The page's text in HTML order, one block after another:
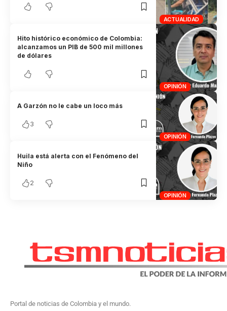
ACTUALIDAD
OPINIÓN
Hito histórico económico de Colombia:
alcanzamos un PIB de 500 mil millones
de dólares
OPINIÓN
A Garzón no le cabe un loco más
3
OPINIÓN
Huila está alerta con el Fenómeno del
Niño
2
Portal de noticias de Colombia y el mundo.